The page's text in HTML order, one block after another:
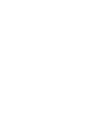
军精锐